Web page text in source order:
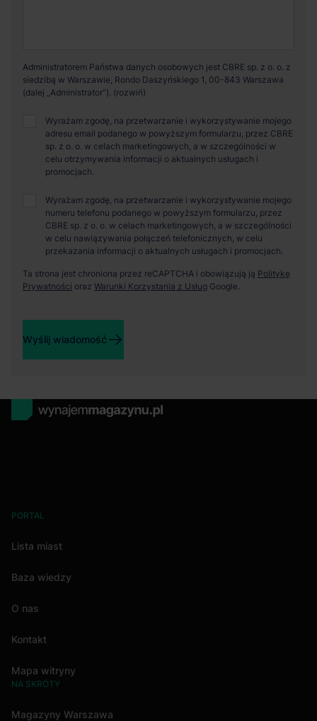
Administratorem Państwa danych osobowych jest CBRE sp. z o. o. z
siedzibą w Warszawie, Rondo Daszyńskiego 1, 00-843 Warszawa
(dalej „Administrator”).
Wyrażam zgodę, na przetwarzanie i wykorzystywanie mojego
adresu email podanego w powyższym formularzu, przez CBRE
sp. z o. o. w celach marketingowych, a w szczególności w
celu otrzymywania informacji o aktualnych usługach i
promocjach.
Wyrażam zgodę, na przetwarzanie i wykorzystywanie mojego
numeru telefonu podanego w powyższym formularzu, przez
CBRE sp. z o. o. w celach marketingowych, a w szczególności
w celu nawiązywania połączeń telefonicznych, w celu
przekazania informacji o aktualnych usługach i promocjach.
Ta strona jest chroniona przez reCAPTCHA i obowiązują ją Politykę
Prywatności oraz Warunki Korzystania z Usług Google.
Wyślij wiadomość
PORTAL
Lista miast
Baza wiedzy
O nas
Kontakt
Mapa witryny
NA SKRÓTY
Magazyny Warszawa